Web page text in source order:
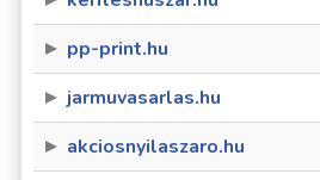
pp-print.hu
jarmuvasarlas.hu
akciosnyilaszaro.hu